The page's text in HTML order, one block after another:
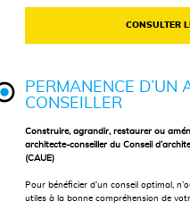
CONSULTER
PERMANENCE D’UN
CONSEILLER
Construire, agrandir, restaurer ou
architecte-conseiller du Conseil
(CAUE)
Pour bénéficier d’un conseil optimal,
utiles à la bonne compréhension de